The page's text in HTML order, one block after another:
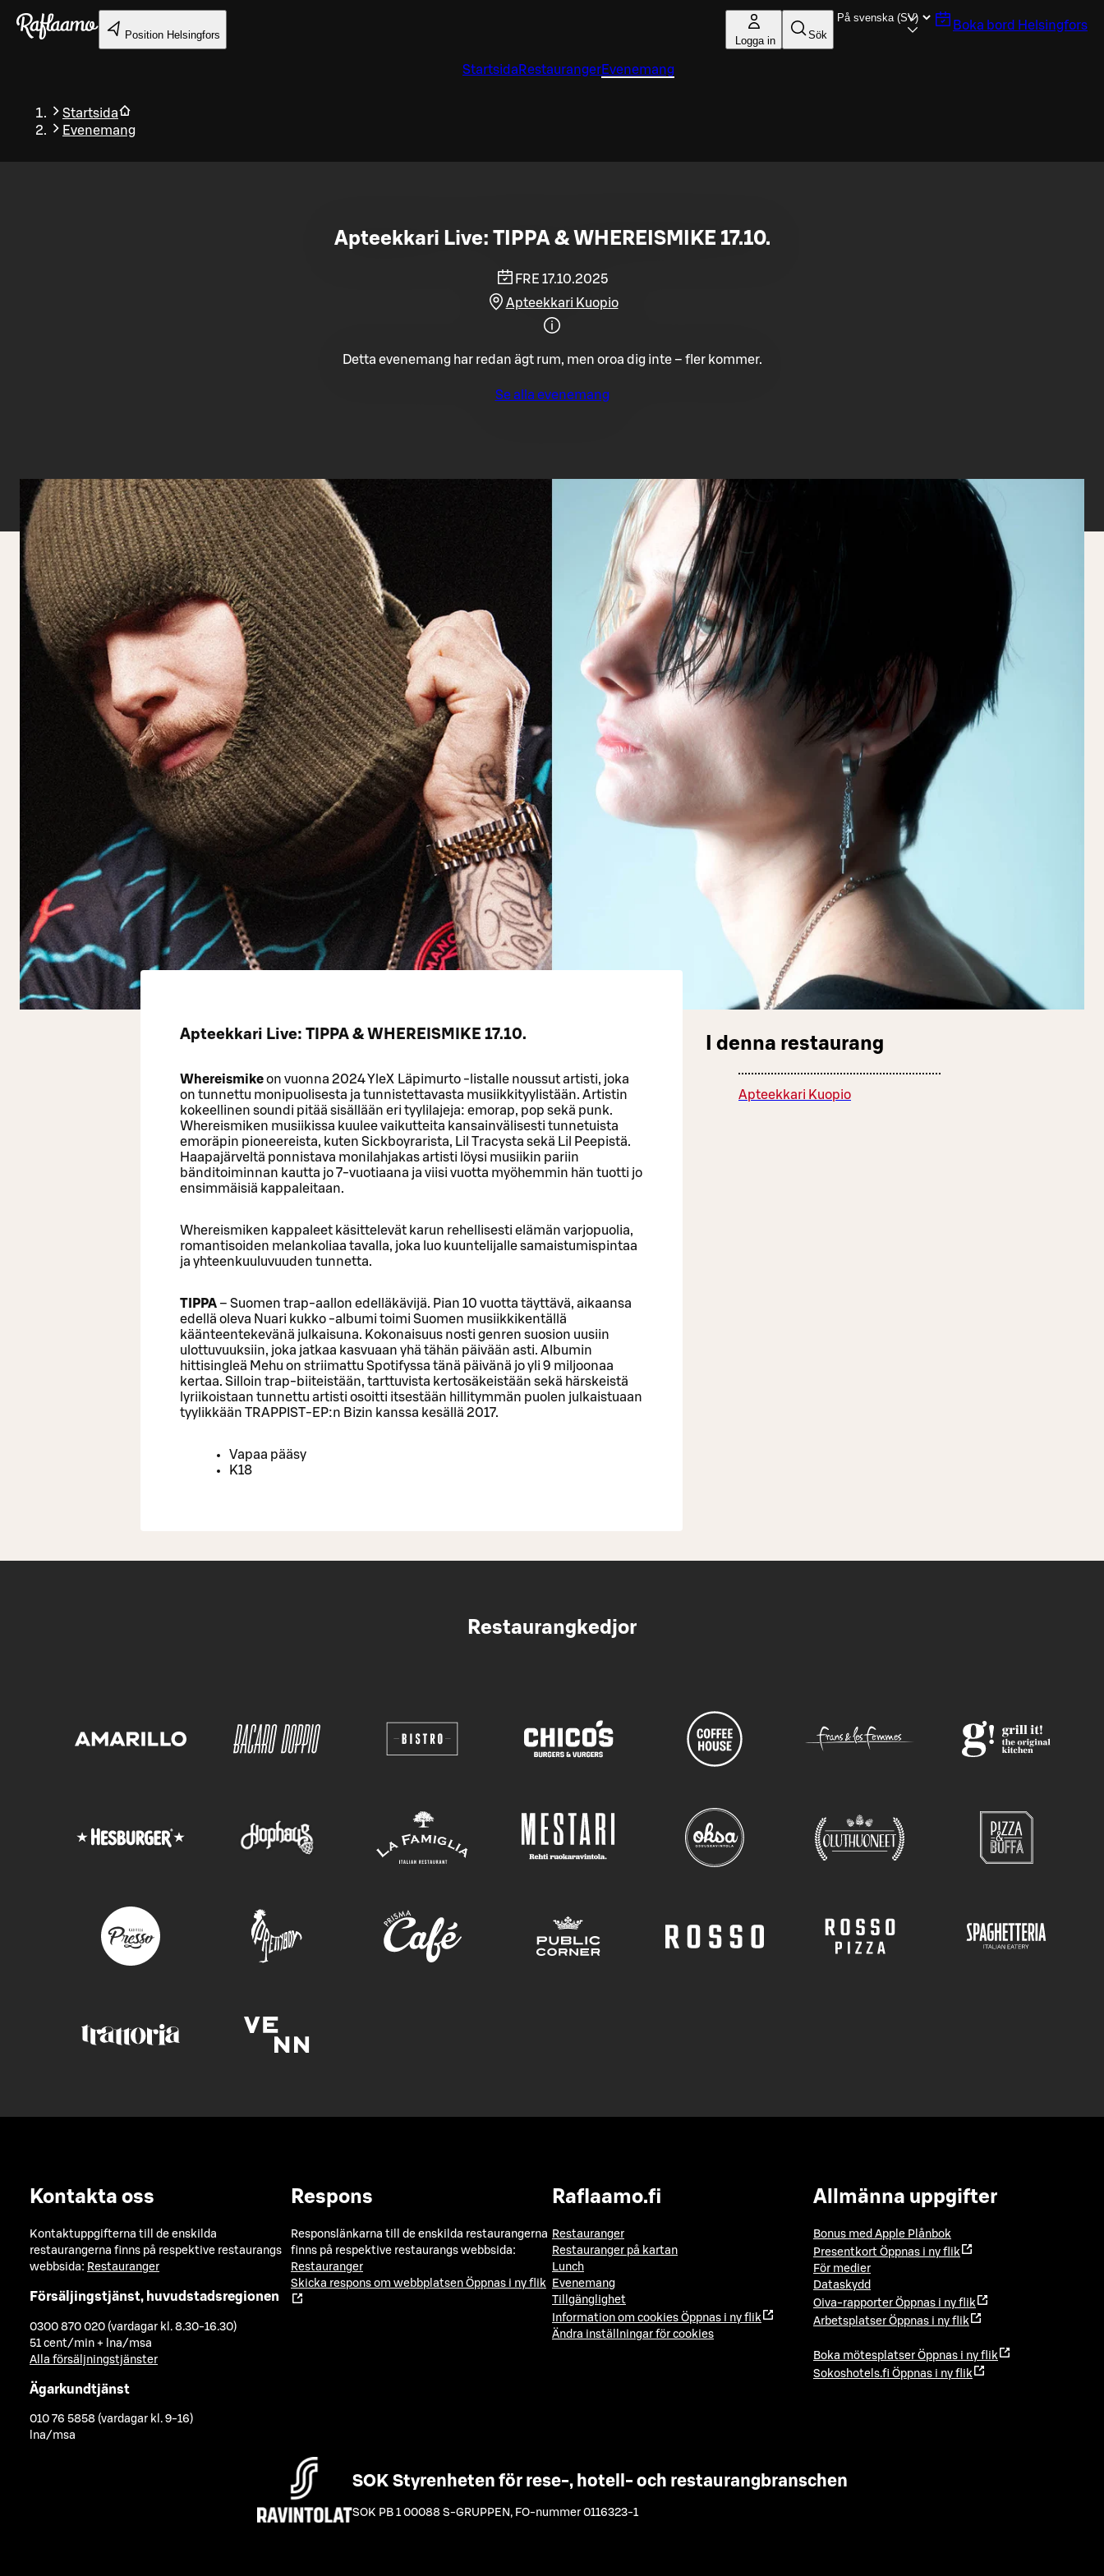
Gå till huvudinnehållet
Position Helsingfors Logga in Sök
Boka bord Helsingfors
Startsida RestaurangerEvenemang
Startsida
Evenemang
Tillbaka
Apteekkari Live: TIPPA & WHEREISMIKE 17.10.
FRE 17.10.2025
Apteekkari Kuopio
Detta evenemang har redan ägt rum, men oroa dig inte – fler kommer.
Se alla evenemang
Apteekkari Live: TIPPA & WHEREISMIKE 17.10.
Whereismikeon vuonna 2024 YleX Läpimurto -listalle noussut artisti, joka
on tunnettu monipuolisesta ja tunnistettavasta musiikkityylistään. Artistin
kokeellinen soundi pitää sisällään eri tyylilajeja: emorap, pop sekä punk.
Whereismiken musiikissa kuulee vaikutteita kansainvälisesti tunnetuista
emoräpin pioneereista, kuten Sickboyrarista, Lil Tracysta sekä Lil Peepistä.
Haapajärveltä ponnistava monilahjakas artisti löysi musiikin pariin
bänditoiminnan kautta jo 7-vuotiaana ja viisi vuotta myöhemmin hän tuotti jo
ensimmäisiä kappaleitaan.
Whereismiken kappaleet käsittelevät karun rehellisesti elämän varjopuolia,
romantisoiden melankoliaa tavalla, joka luo kuuntelijalle samaistumispintaa
ja yhteenkuuluvuuden tunnetta.
TIPPA – Suomen trap-aallon edelläkävijä. Pian 10 vuotta täyttävä, aikaansa
edellä oleva Nuari kukko -albumi toimi Suomen musiikkikentällä
käänteentekevänä julkaisuna. Kokonaisuus nosti genren suosion uusiin
ulottuvuuksiin, joka jatkaa kasvuaan yhä tähän päivään asti. Albumin
hittisingleä Mehu on striimattu Spotifyssa tänä päivänä jo yli 9 miljoonaa
kertaa. Silloin trap-biiteistään, tarttuvista kertosäkeistään sekä härskeistä
lyriikoistaan tunnettu artisti osoitti itsestään hillitymmän puolen julkaistuaan
tyylikkään TRAPPIST-EP:n Bizin kanssa kesällä 2017.
Vapaa pääsy
K18
I denna restaurang
Apteekkari Kuopio
Restaurangkedjor
Kontakta oss
Kontaktuppgifterna till de enskilda
restaurangerna finns på respektive restaurangs
webbsida: Restauranger
Försäljingstjänst, huvudstadsregionen
0300 870 020 (vardagar kl. 8.30-16.30)
51 cent/min + lna/msa
Alla försäljningstjänster
Ägarkundtjänst
010 76 5858 (vardagar kl. 9-16)
lna/msa
Respons
Responslänkarna till de enskilda restaurangerna
finns på respektive restaurangs webbsida:
Restauranger
Skicka respons om webbplatsen Öppnas i ny flik
Raflaamo.fi
Restauranger
Restauranger på kartan
Lunch
Evenemang
Tillgänglighet
Information om cookies Öppnas i ny flik
Ändra inställningar för cookies
Allmänna uppgifter
Bonus med Apple Plånbok
Presentkort Öppnas i ny flik
För medier
Dataskydd
Oiva-rapporter Öppnas i ny flik
Arbetsplatser Öppnas i ny flik
Boka mötesplatser Öppnas i ny flik
Sokoshotels.fi Öppnas i ny flik
SOK Styrenheten för rese-, hotell- och restaurangbranschen
SOK PB 1 00088 S-GRUPPEN , FO-nummer 0116323-1